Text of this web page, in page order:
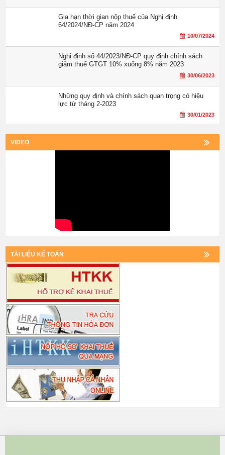
Gia hạn thời gian nộp thuế của Nghị định
64/2024/NĐ-CP năm 2024
10/07/2024
Nghị định số 44/2023/NĐ-CP quy định chính sách
giảm thuế GTGT 10% xuống 8% năm 2023
30/06/2023
Những quy định và chính sách quan trọng có hiệu
lực từ tháng 2-2023
30/01/2023
VIDEO
TÀI LIỆU KẾ TOÁN